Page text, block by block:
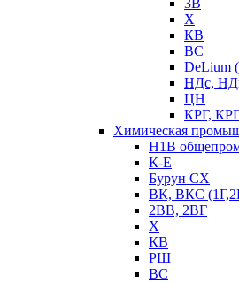
3В
Х
КВ
ВС
DeLium
НДс,
ЦН
КРГ,
Химическая
Н1В
К-Е
Бурун СХ
ВК, ВКС
2ВВ, 2ВГ
Х
КВ
РШ
ВС